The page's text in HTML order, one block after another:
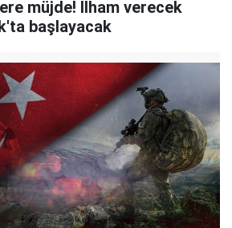
müjde! İlham verecek
başlayacak